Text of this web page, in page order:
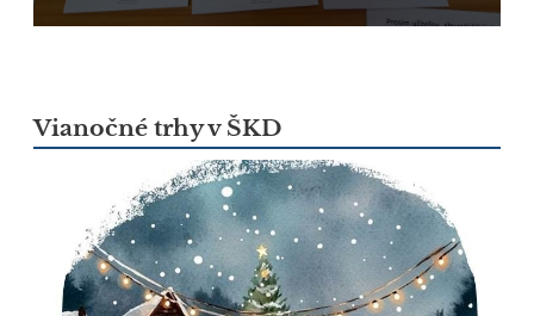
Vianočné trhy v ŠKD